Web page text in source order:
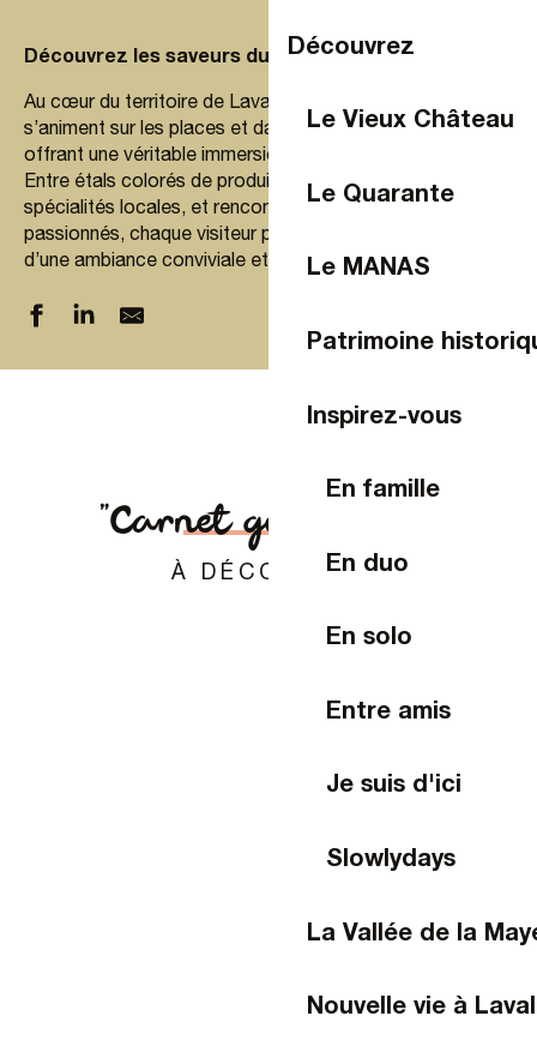
Découvrez
Le Vieux Château
Le Quarante
Le MANAS
Patrimoine
Inspirez-vous
En famille
En duo
En solo
Entre amis
Je suis d'ici
Slowlydays
La Vallée de la
Nouvelle vie à Laval
Découvrez les saveurs du local sur les marchés
Au cœur du territoire de Laval Agglo, les marchés
s’animent sur les places et dans les ruelles pittoresques,
offrant une véritable immersion dans le terroir mayennais.
Entre étals colorés de produits frais, fromages et
spécialités locales, et rencontres avec des producteurs
passionnés, chaque visiteur peut flâner, goûter et profiter
d’une ambiance conviviale et authentique.
Marché Murat
Marché de la Gare
Marché du Bourgneuf-la-Forêt
Forum des associations, marché d'été et feu d'artifice !
"Carnet gourmand"
À DÉCOUVRIR